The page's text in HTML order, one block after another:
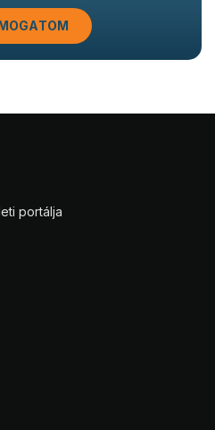
portálja